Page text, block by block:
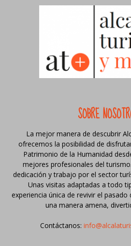
SOBRE
La mejor manera de descubrir
ofrecemos la posibilidad de
Patrimonio de la Humanidad
mejores profesionales del
dedicación y trabajo por el sector
Unas visitas adaptadas a todo
experiencia única de revivir el pasado
una manera amena,
Contáctanos: